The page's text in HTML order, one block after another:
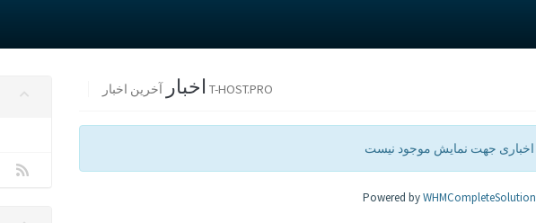
اخبار آخرین اخبار T-HOST.PRO
اخباری جهت نمایش موجود نیست
Powered byWHMCompleteSolution